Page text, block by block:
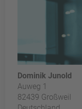
Dominik Junold
Auweg 1
82439 Großweil